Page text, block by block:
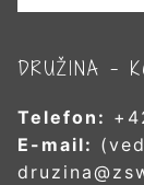
DRUŽINA –
Telefon:
E-mail: